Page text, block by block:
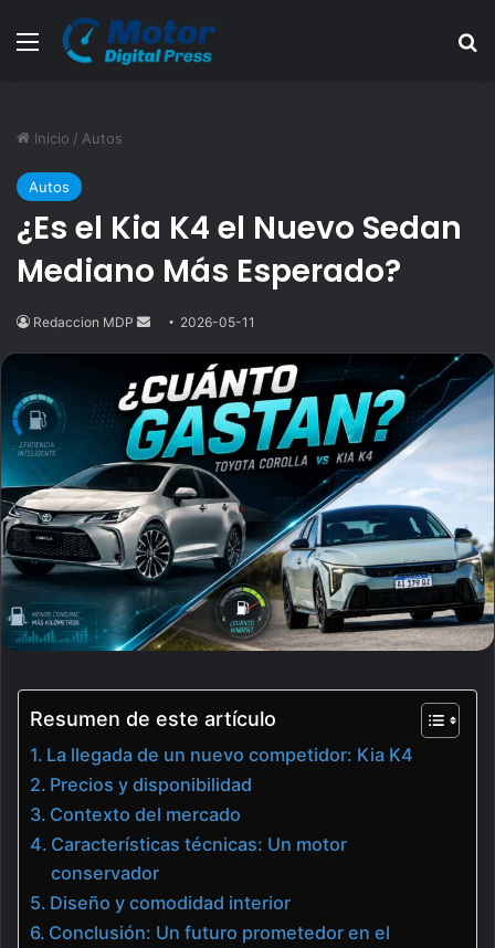
Menú
Inicio / Autos
Autos
¿Es el Kia K4 el Nuevo Sedan
Mediano Más Esperado?
Redaccion MDP
Send
email
2026-05-11
Resumen de este artículo
La llegada de un nuevo competidor: Kia K4
Precios y disponibilidad
Contexto del mercado
Características técnicas: Un motor
conservador
Diseño y comodidad interior
Conclusión: Un futuro prometedor en el